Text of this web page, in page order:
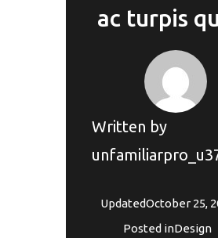
ac turpis
Written by
UpdatedOctober 25,
Posted inDesign